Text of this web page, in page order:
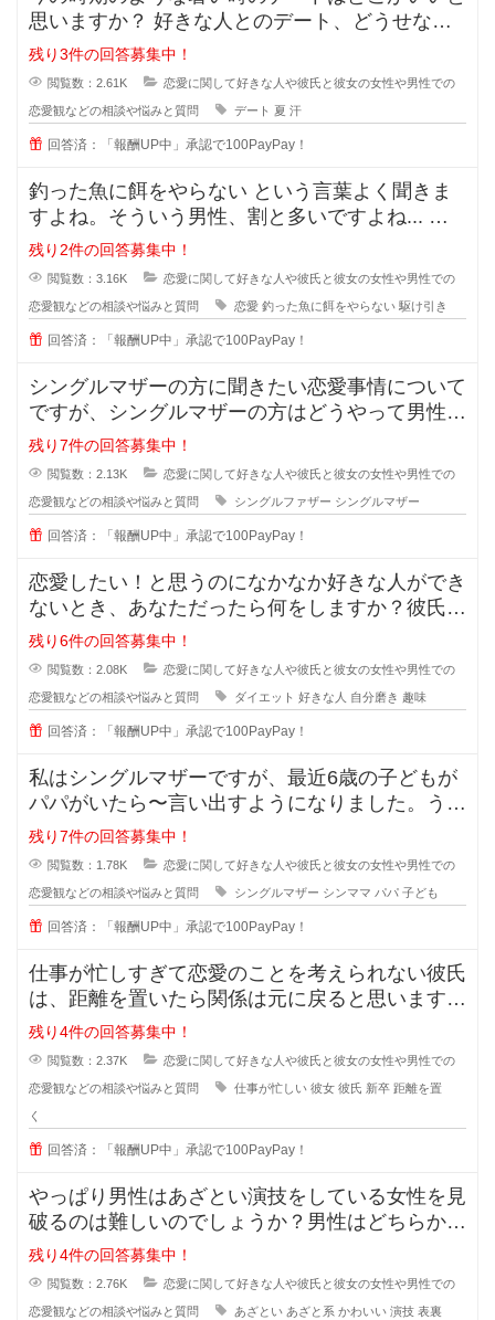
思いますか？ 好きな人とのデート、どうせなら
街を散策したりデートスポッ
残り3件の回答募集中！
閲覧数：2.61K 恋愛に関して好きな人や彼氏と彼女の女性や男性での
恋愛観などの相談や悩みと質問 デート 夏 汗
回答済：「報酬UP中」承認で100PayPay！
釣った魚に餌をやらない という言葉よく聞きま
すよね。そういう男性、割と多いですよね... な
ぜ付き合った途端に覚めたよう
残り2件の回答募集中！
閲覧数：3.16K 恋愛に関して好きな人や彼氏と彼女の女性や男性での
恋愛観などの相談や悩みと質問 恋愛 釣った魚に餌をやらない 駆け引き
回答済：「報酬UP中」承認で100PayPay！
シングルマザーの方に聞きたい恋愛事情について
ですが、シングルマザーの方はどうやって男性と
会う時間を作っているのでしょうか
残り7件の回答募集中！
閲覧数：2.13K 恋愛に関して好きな人や彼氏と彼女の女性や男性での
恋愛観などの相談や悩みと質問 シングルファザー シングルマザー
回答済：「報酬UP中」承認で100PayPay！
恋愛したい！と思うのになかなか好きな人ができ
ないとき、あなただったら何をしますか？彼氏が
欲しい！彼女がほしい！と思ってい
残り6件の回答募集中！
閲覧数：2.08K 恋愛に関して好きな人や彼氏と彼女の女性や男性での
恋愛観などの相談や悩みと質問 ダイエット 好きな人 自分磨き 趣味
回答済：「報酬UP中」承認で100PayPay！
私はシングルマザーですが、最近6歳の子どもが
パパがいたら〜言い出すようになりました。うち
ではもう元旦那との関係も完全に切
残り7件の回答募集中！
閲覧数：1.78K 恋愛に関して好きな人や彼氏と彼女の女性や男性での
恋愛観などの相談や悩みと質問 シングルマザー シンママ パパ 子ども
回答済：「報酬UP中」承認で100PayPay！
仕事が忙しすぎて恋愛のことを考えられない彼氏
は、距離を置いたら関係は元に戻ると思いますか
？また元に戻る時はどんな時でしょ
残り4件の回答募集中！
閲覧数：2.37K 恋愛に関して好きな人や彼氏と彼女の女性や男性での
恋愛観などの相談や悩みと質問 仕事が忙しい 彼女 彼氏 新卒 距離を置
く
回答済：「報酬UP中」承認で100PayPay！
やっぱり男性はあざとい演技をしている女性を見
破るのは難しいのでしょうか？男性はどちらかと
いうとちょっと隙を見せてくれるよ
残り4件の回答募集中！
閲覧数：2.76K 恋愛に関して好きな人や彼氏と彼女の女性や男性での
恋愛観などの相談や悩みと質問 あざとい あざと系 かわいい 演技 表裏